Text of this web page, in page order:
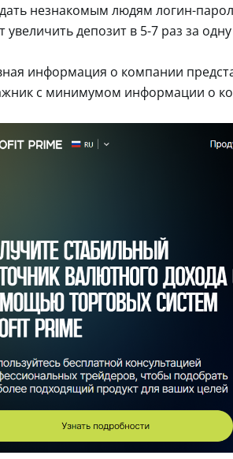
незнакомым людям логин-
увеличить депозит в 5-7 раз за
информация о компании
с минимумом информации о